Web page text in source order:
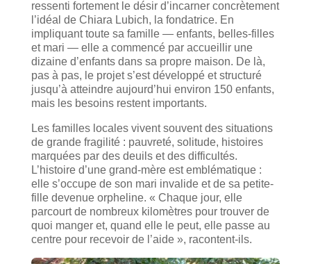
ressenti fortement le désir d’incarner concrètement
l’idéal de Chiara Lubich, la fondatrice. En
impliquant toute sa famille — enfants, belles-filles
et mari — elle a commencé par accueillir une
dizaine d’enfants dans sa propre maison. De là,
pas à pas, le projet s’est développé et structuré
jusqu’à atteindre aujourd’hui environ 150 enfants,
mais les besoins restent importants.
Les familles locales vivent souvent des situations
de grande fragilité : pauvreté, solitude, histoires
marquées par des deuils et des difficultés.
L’histoire d’une grand-mère est emblématique :
elle s’occupe de son mari invalide et de sa petite-
fille devenue orpheline. « Chaque jour, elle
parcourt de nombreux kilomètres pour trouver de
quoi manger et, quand elle le peut, elle passe au
centre pour recevoir de l’aide », racontent-ils.